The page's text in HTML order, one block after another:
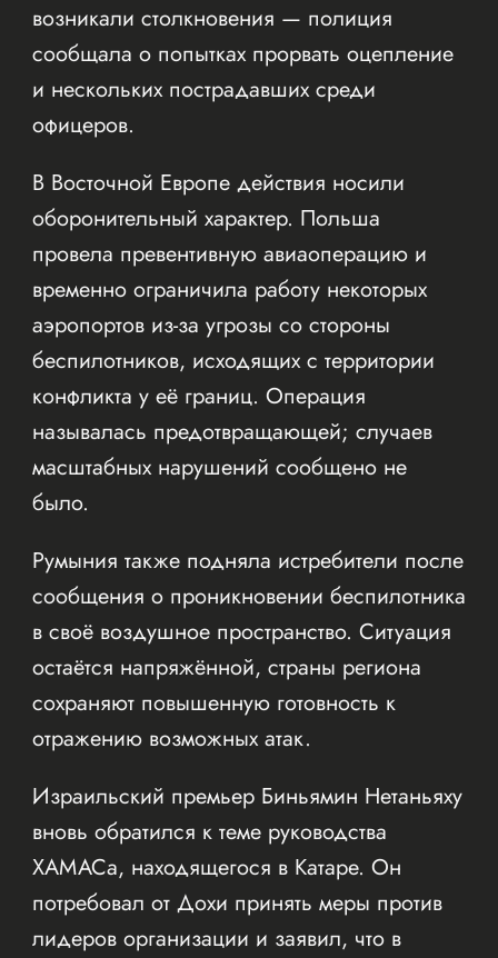
возникали столкновения — полиция
сообщала о попытках прорвать оцепление
и нескольких пострадавших среди
офицеров.
В Восточной Европе действия носили
оборонительный характер. Польша
провела превентивную авиаоперацию и
временно ограничила работу некоторых
аэропортов из-за угрозы со стороны
беспилотников, исходящих с территории
конфликта у её границ. Операция
называлась предотвращающей; случаев
масштабных нарушений сообщено не
было.
Румыния также подняла истребители после
сообщения о проникновении беспилотника
в своё воздушное пространство. Ситуация
остаётся напряжённой, страны региона
сохраняют повышенную готовность к
отражению возможных атак.
Израильский премьер Биньямин Нетаньяху
вновь обратился к теме руководства
ХАМАСа, находящегося в Катаре. Он
потребовал от Дохи принять меры против
лидеров организации и заявил, что в